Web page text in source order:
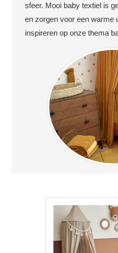
sfeer. Mooi baby textiel is
en zorgen voor een warme
inspireren op onze thema